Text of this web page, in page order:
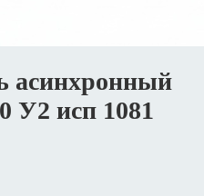
асинхронный
У2 исп 1081